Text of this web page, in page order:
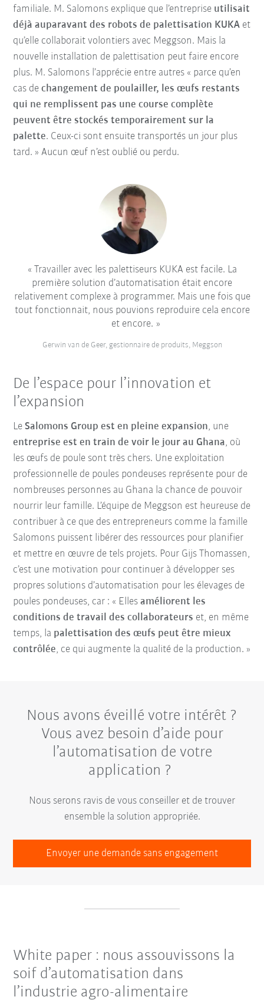
familiale. M. Salomons explique que l’entreprise utilisait
déjà auparavant des robots de palettisation KUKA et
qu’elle collaborait volontiers avec Meggson. Mais la
nouvelle installation de palettisation peut faire encore
plus. M. Salomons l’apprécie entre autres « parce qu’en
cas de changement de poulailler, les œufs restants
qui ne remplissent pas une course complète
peuvent être stockés temporairement sur la
palette. Ceux-ci sont ensuite transportés un jour plus
tard. » Aucun œuf n’est oublié ou perdu.
Travailler avec les palettiseurs KUKA est facile. La
première solution d’automatisation était encore
relativement complexe à programmer. Mais une fois que
tout fonctionnait, nous pouvions reproduire cela encore
et encore.
Gerwin van de Geer, gestionnaire de produits, Meggson
De l’espace pour l’innovation et
l’expansion
LeSalomons Group est en pleine expansion, une
entreprise est en train de voir le jour au Ghana, où
les œufs de poule sont très chers. Une exploitation
professionnelle de poules pondeuses représente pour de
nombreuses personnes au Ghana la chance de pouvoir
nourrir leur famille. L’équipe de Meggson est heureuse de
contribuer à ce que des entrepreneurs comme la famille
Salomons puissent libérer des ressources pour planifier
et mettre en œuvre de tels projets. Pour Gijs Thomassen,
c’est une motivation pour continuer à développer ses
propres solutions d’automatisation pour les élevages de
poules pondeuses, car : « Ellesaméliorent les
conditions de travail des collaborateurs et, en même
temps, la palettisation des œufs peut être mieux
contrôlée, ce qui augmente la qualité de la production. »
Nous avons éveillé votre intérêt ?
Vous avez besoin d’aide pour
l’automatisation de votre
application ?
Nous serons ravis de vous conseiller et de trouver
ensemble la solution appropriée.
Envoyer une demande sans engagement
White paper : nous assouvissons la
soif d’automatisation dans
l’industrie agro-alimentaire